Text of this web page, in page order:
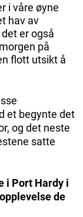
i våre øyne
hav av
er også
på
flott utsikt å
et begynte det
og det neste
satte
i Port Hardy i
de